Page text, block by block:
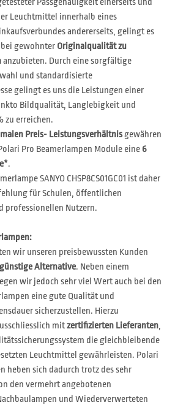
Leuchtmittel innerhalb eines
andererseits, gelingt es
gewohnter Originalqualität zu
anzubieten. Durch eine sorgfältige
und standardisierte
gelingt es uns die Leistungen einer
Bildqualität, Langlebigkeit und
zu erreichen.
Preis- Leistungsverhältnisgewähren
Pro Beamerlampen Module eine 6
.
SANYO CHSP8CS01GC01 ist daher
für Schulen, öffentlichen
professionellen Nutzern.
wir unseren preisbewussten Kunden
Alternative. Neben einem
wir jedoch sehr viel Wert auch bei den
eine gute Qualität und
sicherzustellen. Hierzu
mitzertifizierten Lieferanten,
die gleichbleibende
Leuchtmittel gewährleisten. Polari
heben sich dadurch trotz des sehr
den vermehrt angebotenen
und Wiederverwerteten